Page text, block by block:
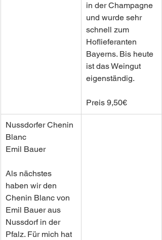
in der Champagne
und wurde sehr
schnell zum
Hoflieferanten
Bayerns. Bis heute
ist das Weingut
eigenständig.
Preis 9,50€
Nussdorfer Chenin
Blanc
Emil Bauer
Als nächstes
haben wir den
Chenin Blanc von
Emil Bauer aus
Nussdorf in der
Pfalz. Für mich hat